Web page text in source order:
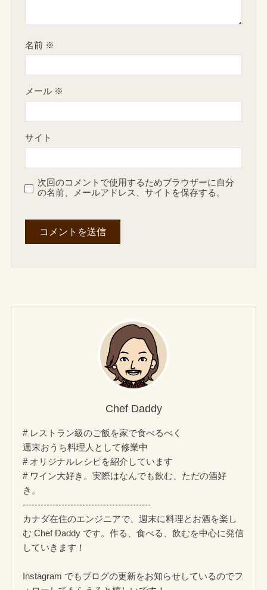
名前 ※
メール ※
サイト
次回のコメントで使用するためブラウザーに自分
の名前、メールアドレス、サイトを保存する。
Chef Daddy
# レストラン級のご飯を家で食べるべく
週末おうち料理人として修業中
# オリジナルレシピを紹介しています
# ワイン大好き。実際はなんでも飲む、ただの酒好
き。
-------------------------------------------
カナダ在住のエンジニアで、週末に料理とお酒を楽し
む Chef Daddy です。作る、食べる、飲むを中心に発信
していきます！
Instagram でもブログの更新をお知らせしているのでフ